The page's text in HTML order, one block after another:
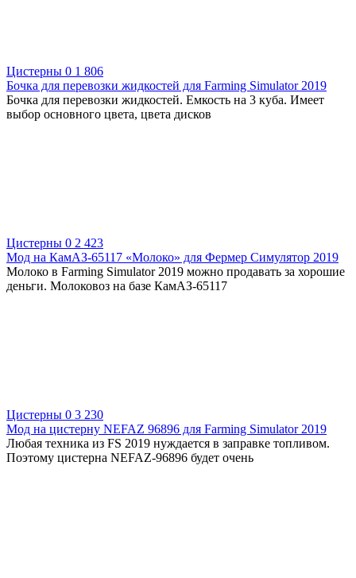
Цистерны 0 1 806
Бочка для перевозки жидкостей для Farming Simulator 2019
Бочка для перевозки жидкостей. Емкость на 3 куба. Имеет
выбор основного цвета, цвета дисков
Цистерны 0 2 423
Мод на КамАЗ-65117 «Молоко» для Фермер Симулятор 2019
Молоко в Farming Simulator 2019 можно продавать за хорошие
деньги. Молоковоз на базе КамАЗ-65117
Цистерны 0 3 230
Мод на цистерну NEFAZ 96896 для Farming Simulator 2019
Любая техника из FS 2019 нуждается в заправке топливом.
Поэтому цистерна NEFAZ-96896 будет очень